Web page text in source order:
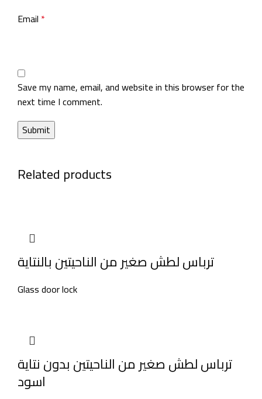
Email *
Save my name, email, and website in this browser for the
next time I comment.
Related products
ترباس لطش صغير من الناحيتين بالنتاية
Glass door lock
ترباس لطش صغير من الناحيتين بدون نتاية
اسود